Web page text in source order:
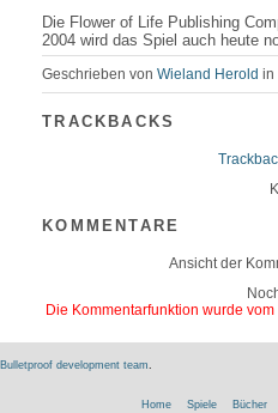
Die Flower of Life Publishing
2004 wird das Spiel auch heute
Geschrieben vonWieland Herold in
TRACKBACKS
KOMMENTARE
Ansicht der
Die Kommentarfunktion wurde
Bulletproof development team
Home Spiele Bücher